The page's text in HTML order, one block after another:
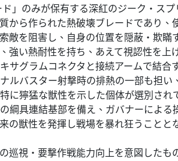
」のみが保有する深紅のジーク・ス
から作られた熱破壊ブレードであり
敵を阻害し、自身の位置を隠蔽・欺
強い熱耐性を持ち、あえて視認性を
サグラムコネクタと接続アームで結
ルバスター射撃時の排熱の一部も担い
に獰猛な獣性を示した個体が選別さ
綱具連結基部を備え、ガバナーによ
の獣性を発揮し戦場を暴れ狂うことと
巡視・要撃作戦能力向上を意図した